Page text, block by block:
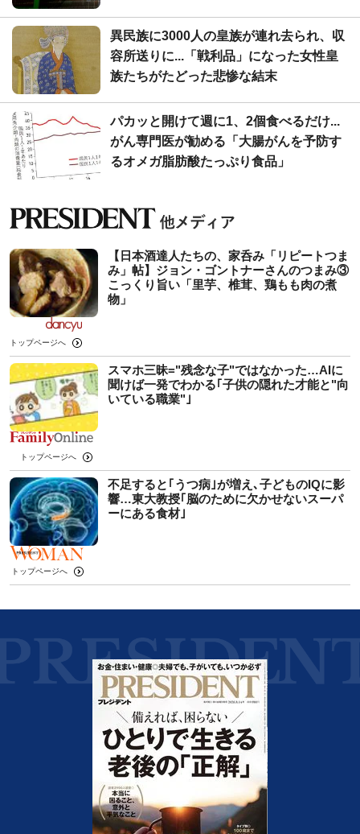
異民族に3000人の皇族が連れ去られ、収
容所送りに...「戦利品」になった女性皇
族たちがたどった悲惨な結末
パカッと開けて週に1、2個食べるだけ...
がん専門医が勧める「大腸がんを予防す
るオメガ脂肪酸たっぷり食品」
【日本酒達人たちの、家呑み「リピートつま
み」帖】ジョン・ゴントナーさんのつまみ③
こっくり旨い「里芋、椎茸、鶏もも肉の煮
物」
トップページへ
スマホ三昧="残念な子"ではなかった…AIに
聞けば一発でわかる｢子供の隠れた才能と"向
いている職業"｣
トップページへ
不足すると｢うつ病｣が増え､子どものIQに影
響…東大教授｢脳のために欠かせないスーパ
ーにある食材｣
トップページへ